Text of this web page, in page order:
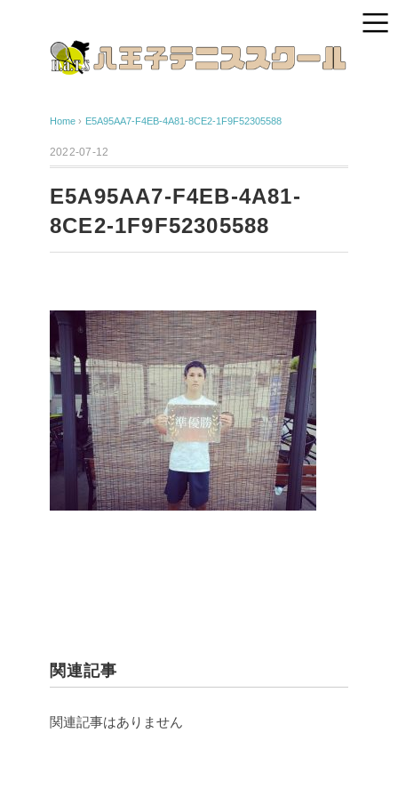
Home › E5A95AA7-F4EB-4A81-8CE2-1F9F52305588
2022-07-12
E5A95AA7-F4EB-4A81-
8CE2-1F9F52305588
関連記事
関連記事はありません